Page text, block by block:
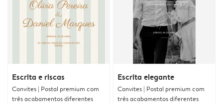
Escrita e riscas
Convites | Postal premium com
três acabamentos diferentes
Escrita elegante
Convites | Postal premium com
três acabamentos diferentes